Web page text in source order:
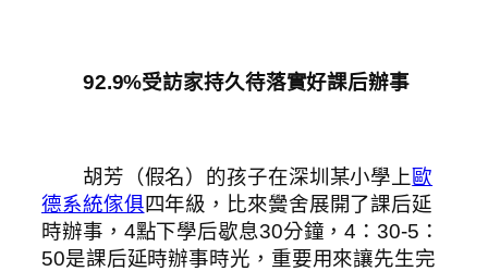
92.9%受訪家持久待落實好課后辦事
胡芳（假名）的孩子在深圳某小學上歐
德系統傢俱四年級，比來黌舍展開了課后延
時辦事，4點下學后歇息30分鐘，4：30-5：
50是課后延時辦事時光，重要用來讓先生完